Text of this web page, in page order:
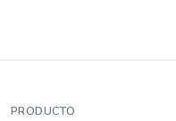
PRODUCTO